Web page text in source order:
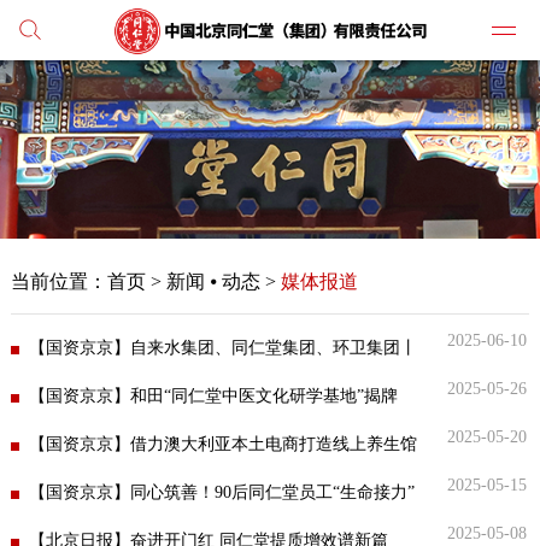
党建
人才
学习
纪检
主打
当前位置： 首页> 新闻 ⦁ 动态 > 媒体报道
【国资京京】自来水集团、同仁堂集团、环卫集团丨
彰显国企责任与担当 为高考莘莘学子保驾护航
2025-06-10
【国资京京】和田“同仁堂中医文化研学基地”揭牌 2025-05-26
【国资京京】借力澳大利亚本土电商打造线上养生馆 2025-05-20
【国资京京】同心筑善！90后同仁堂员工“生命接力”
为血液病患者点亮重生希望
2025-05-15
【北京日报】奋进开门红 同仁堂提质增效谱新篇 2025-05-08